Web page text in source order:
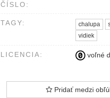
ČÍSLO:
TAGY: chalupa
vidiek
LICENCIA: voľné
Pridať medzi